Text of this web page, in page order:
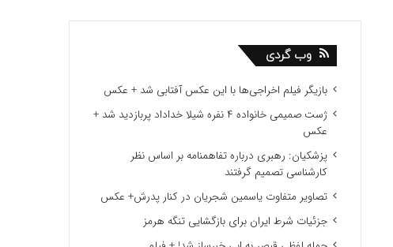
وب گردی
بازیگر فیلم اخراجی‌ها با این عکس آفتابی شد + عکس
ژست صمیمی خانواده ۴ نفره شیلا خداداد پربازدید شد +
عکس
پزشکیان: رهبری درباره تفاهمنامه بر اساس نظر
کارشناسی تصمیم گرفتند
تصاویر متفاوت یاسمین شجریان در کنار پدرش+ عکس
جزئیات شرط ایران برای بازگشایی تنگه هرمز